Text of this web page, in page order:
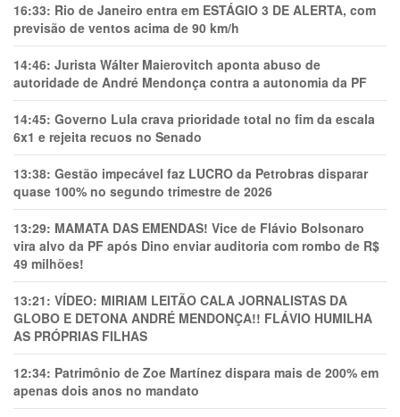
16:33: Rio de Janeiro entra em ESTÁGIO 3 DE ALERTA, com
previsão de ventos acima de 90 km/h
14:46: Jurista Wálter Maierovitch aponta abuso de
autoridade de André Mendonça contra a autonomia da PF
14:45: Governo Lula crava prioridade total no fim da escala
6x1 e rejeita recuos no Senado
13:38: Gestão impecável faz LUCRO da Petrobras disparar
quase 100% no segundo trimestre de 2026
13:29: MAMATA DAS EMENDAS! Vice de Flávio Bolsonaro
vira alvo da PF após Dino enviar auditoria com rombo de R$
49 milhões!
13:21: VÍDEO: MIRIAM LEITÃO CALA JORNALISTAS DA
GLOBO E DETONA ANDRÉ MENDONÇA!! FLÁVIO HUMILHA
AS PRÓPRIAS FILHAS
12:34: Patrimônio de Zoe Martínez dispara mais de 200% em
apenas dois anos no mandato